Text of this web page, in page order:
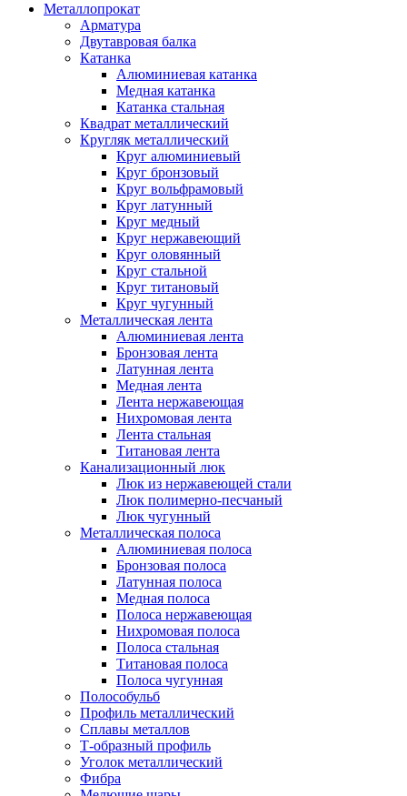
Металлопрокат
Арматура
Двутавровая балка
Катанка
Алюминиевая катанка
Медная катанка
Катанка стальная
Квадрат металлический
Кругляк металлический
Круг алюминиевый
Круг бронзовый
Круг вольфрамовый
Круг латунный
Круг медный
Круг нержавеющий
Круг оловянный
Круг стальной
Круг титановый
Круг чугунный
Металлическая лента
Алюминиевая лента
Бронзовая лента
Латунная лента
Медная лента
Лента нержавеющая
Нихромовая лента
Лента стальная
Титановая лента
Канализационный люк
Люк из нержавеющей стали
Люк полимерно-песчаный
Люк чугунный
Металлическая полоса
Алюминиевая полоса
Бронзовая полоса
Латунная полоса
Медная полоса
Полоса нержавеющая
Нихромовая полоса
Полоса стальная
Титановая полоса
Полоса чугунная
Полособульб
Профиль металлический
Сплавы металлов
Т-образный профиль
Уголок металлический
Фибра